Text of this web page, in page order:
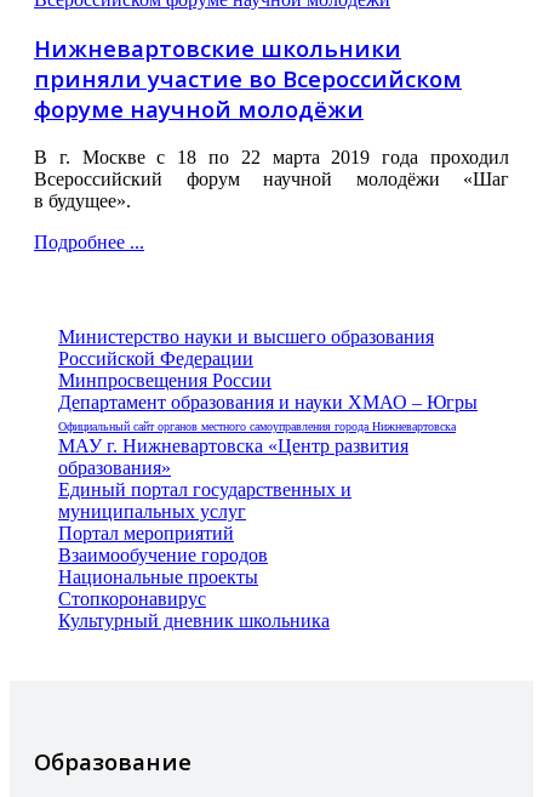
Нижневартовские школьники
приняли участие во Всероссийском
форуме научной молодёжи
В г. Москве с 18 по 22 марта 2019 года проходил
Всероссийский форум научной молодёжи «Шаг
в будущее».
Подробнее ...
Министерство науки и высшего образования
Российской Федерации
Минпросвещения России
Департамент образования и науки ХМАО – Югры
Официальный сайт органов местного самоуправления города Нижневартовска
МАУ г. Нижневартовска «Центр развития
образования»
Единый портал государственных и
муниципальных услуг
Портал мероприятий
Взаимообучение городов
Национальные проекты
Стопкоронавирус
Культурный дневник школьника
Образование